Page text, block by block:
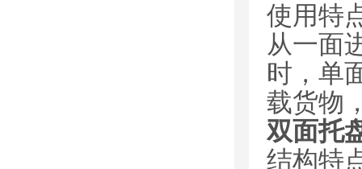
使用特
从一面
时，单
载货物
双面托
结构特